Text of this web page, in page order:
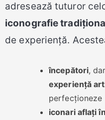
adresează tuturor
iconografie
de experiență.
începători,
experiență
perfecționeze
iconari aflați